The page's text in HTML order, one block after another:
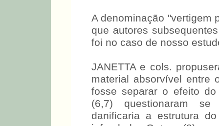
A denominação "vertigem
que autores
foi no caso de nosso
JANETTA e cols.
material absorvível entre
fosse separar o efeito
(6,7) questionaram se
danificaria a estrutura